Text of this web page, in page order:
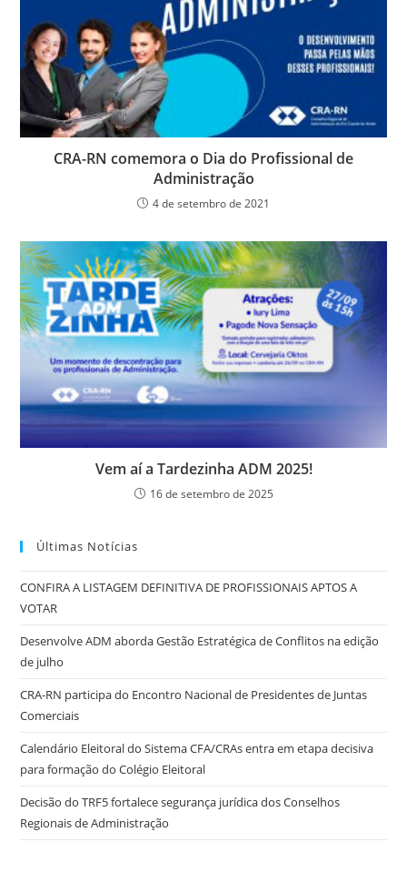
CRA-RN comemora o Dia do Profissional de
Administração
4 de setembro de 2021
Vem aí a Tardezinha ADM 2025!
16 de setembro de 2025
Últimas Notícias
CONFIRA A LISTAGEM DEFINITIVA DE PROFISSIONAIS APTOS A
VOTAR
Desenvolve ADM aborda Gestão Estratégica de Conflitos na edição
de julho
CRA-RN participa do Encontro Nacional de Presidentes de Juntas
Comerciais
Calendário Eleitoral do Sistema CFA/CRAs entra em etapa decisiva
para formação do Colégio Eleitoral
Decisão do TRF5 fortalece segurança jurídica dos Conselhos
Regionais de Administração